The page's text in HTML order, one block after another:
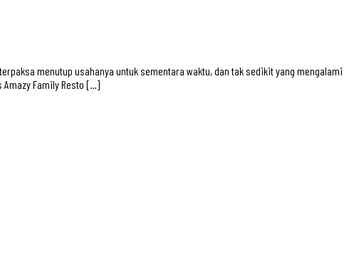
menutup usahanya untuk sementara waktu, dan tak sedikit yang mengalami
Amazy Family Resto […]